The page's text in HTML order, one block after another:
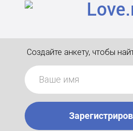
Создайте анкету, чтобы